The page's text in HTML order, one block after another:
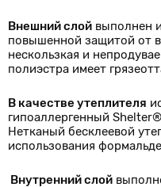
Внешний слой выполнен
повышенной защитой от
нескользкая и
полиэстра имеет
В качестве утеплителя
гипоаллергенный
Нетканый бесклеевой
использования
Внутренний слой